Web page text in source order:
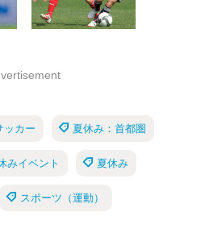
ッカー 夏休み：首都圏
みイベント 夏休み
スポーツ（運動）